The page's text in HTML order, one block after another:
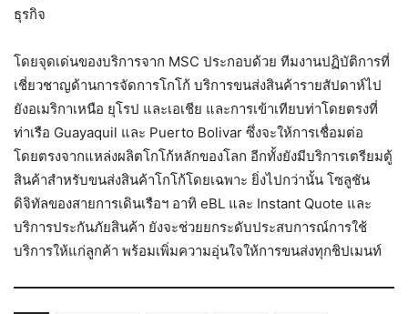
ธุรกิจ
โดยจุดเด่นของบริการจาก MSC ประกอบด้วย ทีมงานปฏิบัติการที่
เชี่ยวชาญด้านการจัดการโกโก้ บริการขนส่งสินค้ารายสัปดาห์ไป
ยังอเมริกาเหนือ ยุโรป และเอเชีย และการเข้าเทียบท่าโดยตรงที่
ท่าเรือ Guayaquil และ Puerto Bolivar ซึ่งจะให้การเชื่อมต่อ
โดยตรงจากแหล่งผลิตโกโก้หลักของโลก อีกทั้งยังมีบริการเตรียมตู้
สินค้าสำหรับขนส่งสินค้าโกโก้โดยเฉพาะ ยิ่งไปกว่านั้น โซลูชัน
ดิจิทัลของสายการเดินเรือฯ อาทิ eBL และ Instant Quote และ
บริการประกันภัยสินค้า ยังจะช่วยยกระดับประสบการณ์การใช้
บริการให้แก่ลูกค้า พร้อมเพิ่มความอุ่นใจให้การขนส่งทุกชิปเมนท์